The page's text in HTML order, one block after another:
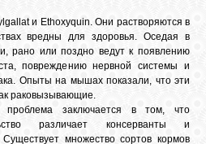
и Ethoxyquin. Они растворяются в
вредны для здоровья. Оседая в
рано или поздно ведут к появлению
повреждению нервной системы и
Опыты на мышах показали, что эти
раковызывающие.
проблема заключается в том, что
различает консерванты и
множество сортов кормов